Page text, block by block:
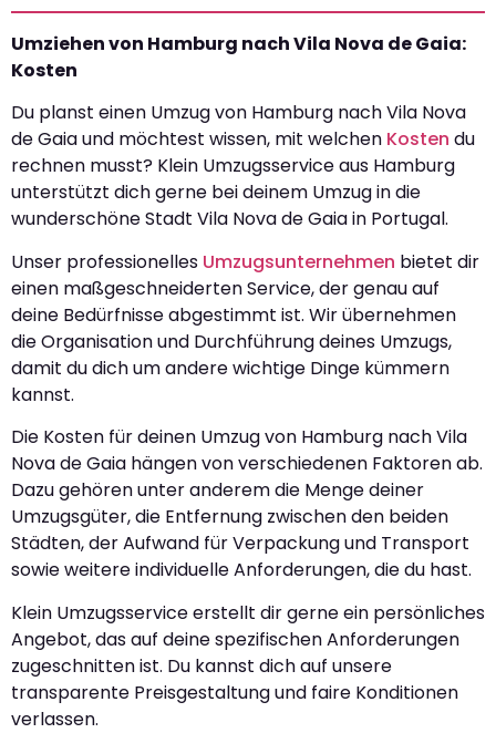
Umziehen von Hamburg nach Vila Nova de Gaia:
Kosten
Du planst einen Umzug von Hamburg nach Vila Nova
de Gaia und möchtest wissen, mit welchen Kosten du
rechnen musst? Klein Umzugsservice aus Hamburg
unterstützt dich gerne bei deinem Umzug in die
wunderschöne Stadt Vila Nova de Gaia in Portugal.
Unser professionelles Umzugsunternehmen bietet dir
einen maßgeschneiderten Service, der genau auf
deine Bedürfnisse abgestimmt ist. Wir übernehmen
die Organisation und Durchführung deines Umzugs,
damit du dich um andere wichtige Dinge kümmern
kannst.
Die Kosten für deinen Umzug von Hamburg nach Vila
Nova de Gaia hängen von verschiedenen Faktoren ab.
Dazu gehören unter anderem die Menge deiner
Umzugsgüter, die Entfernung zwischen den beiden
Städten, der Aufwand für Verpackung und Transport
sowie weitere individuelle Anforderungen, die du hast.
Klein Umzugsservice erstellt dir gerne ein persönliches
Angebot, das auf deine spezifischen Anforderungen
zugeschnitten ist. Du kannst dich auf unsere
transparente Preisgestaltung und faire Konditionen
verlassen.